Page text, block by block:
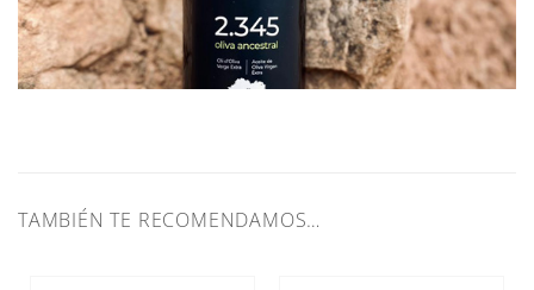
TAMBIÉN TE RECOMENDAMOS…